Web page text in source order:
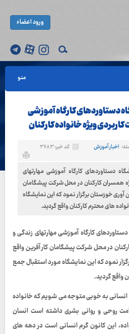
ورود اعضاء
منو
دستاوردهای کارگاه آموزشی
ویژه خانواده کارکنان
اخبار آموزش کد خبر: ۳۶۸۳
دستاوردهای کارگاه آموزشی مهارتهای
همسران کارکنان در محل شرکت پیشگامان
آوری خوزستان برگزار نمود که این نمایشگاه
های محترم کارکنان واقع گردید.
کارگاه آموزشی مهارتهای زندگی و
در محل شرکت پیشگامان کار آفرین واقع
نمود که این نمایشگاه مورد استقبال جمع
واقع گردید.
انسانی به خوبی متوجه می شویم که خانواده
روحی و روانی بشری داشته است انسان
این کانون گرم انسانی است در دهه های